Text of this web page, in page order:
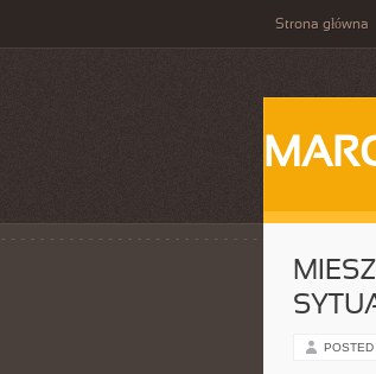
Strona główna
POSTED